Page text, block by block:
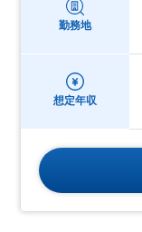
勤務地
想定年収